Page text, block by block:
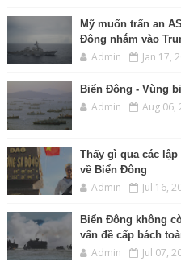
Mỹ muốn trấn an
Đông nhắm vào
Admin Jan 17,
Biển Đông - Vùng
Admin Aug 06,
Thấy gì qua các
về Biển Đông
Admin Jul 16,
Biển Đông không
vấn đề cấp bách
Admin Jul 07,